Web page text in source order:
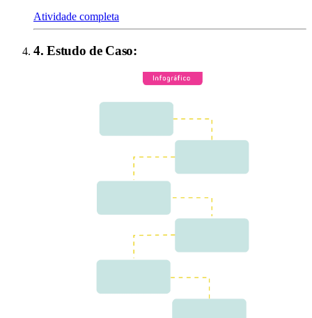
Atividade completa
4.Estudo de Caso: